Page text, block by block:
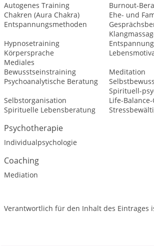
Autogenes Training
Burnout-
Chakren (Aura Chakra)
Ehe- und
Entspannungsmethoden
Hypnosetraining
Entspannung
Körpersprache
Mediales
Bewusstseinstraining
Meditation
Psychoanalytische Beratung
Selbstorganisation
Spirituell-
Life-
Spirituelle Lebensberatung
Psychotherapie
Individualpsychologie
Coaching
Mediation
Verantwortlich für den Inhalt des Eintrages